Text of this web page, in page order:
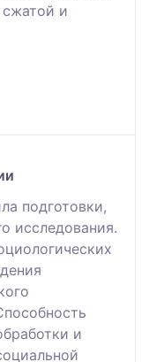
сжатой и
подготовки,
исследования.
и